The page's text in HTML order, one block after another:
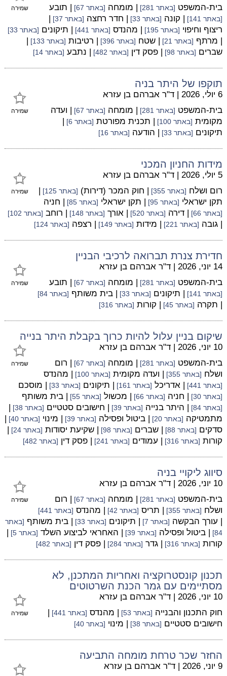
שמירה
בית-המשפט [באתר 281] | מומחה [באתר 67] | תובע
[באתר 141] | קונה [באתר 33] | חדר רחצה [באתר 37]
|
ריצוף וחיפוי [באתר 195] | מהנדס [באתר 441] | תיקונים [באתר 33]
| מרתף [באתר 21] | שטח [באתר 396] | רטיבות [באתר 133]
|
שברים [באתר 98] | פסק דין [באתר 482] | נתבע [באתר 14]
תוקפו של היתר בניה
שמירה
6 יולי, 2026 | ד"ר אברהם בן עזרא
בית-המשפט [באתר 281] | מומחה [באתר 67]
| ועדה
מקומית [באתר 100] | תכנית מפורטת [באתר 6]
|
תיקונים [באתר 33] | הודעה [באתר 16]
מידות החניון המכני
שמירה
5 יולי, 2026 | ד"ר אברהם בן עזרא
רום ושלח [באתר 355] | חוק המכר (דירות) [באתר 125]
|
תקן ישראלי [באתר 95] | תקן ישראלי [באתר 85] | חניה
[באתר 66] | דירה [באתר 520] | אורך [באתר 148] | רוחב [באתר 102]
| גובה [באתר 221] | מידות [באתר 149] | רצפה [באתר 124]
חדירת צנרת תברואה לרכיבי הבניין
שמירה
14 יוני, 2026 | ד"ר אברהם בן עזרא
בית-המשפט [באתר 281] | מומחה [באתר 67] | תובע
[באתר 141] | תיקונים [באתר 33] | בית משותף [באתר 84]
| תקרה [באתר 45] | קורות [באתר 316]
שיקום בניין עלול להיות כרוך בקבלת היתר בנייה
שמירה
10 יוני, 2026 | ד"ר אברהם בן עזרא
בית-המשפט [באתר 281] | מומחה [באתר 67]
| רום
ושלח [באתר 355] | ועדה מקומית [באתר 100] | מהנדס
[באתר 441] | אדריכל [באתר 161] | תיקונים [באתר 33] | מוסכם
[באתר 30] | חניה [באתר 66] | מכשול [באתר 55] | בית משותף
[באתר 84] | היתר בנייה [באתר 39] | חישובים סטטיים [באתר 38]
|
מתמטיקה [באתר 20] | ביטול ופסילה [באתר 39] | מינוי [באתר 40]
|
סדקים [באתר 88] | שברים [באתר 98] | שקיעת יסודות [באתר 24]
|
קורות [באתר 316] | עמודים [באתר 241] | פסק דין [באתר 482]
סיווג ליקויי בניה
שמירה
10 יוני, 2026 | ד"ר אברהם בן עזרא
בית-המשפט [באתר 281] | מומחה [באתר 67]
| רום
ושלח [באתר 355] | תריס [באתר 42] | מהנדס [באתר 441]
| עורך הבקשה [באתר 7] | תיקונים [באתר 33] | בית משותף [באתר
84]
| ביטול ופסילה [באתר 39] | האחראי לביצוע השלד [באתר 5]
|
קורות [באתר 316] | גדר [באתר 284] | פסק דין [באתר 482]
תכנון קונסטרוקציה ואחריות המתכנן, לא
מסתיימים עם גמר הכנת השרטוטים
שמירה
10 יוני, 2026 | ד"ר אברהם בן עזרא
חוק התכנון והבנייה [באתר 53] | מהנדס [באתר 441]
|
חישובים סטטיים [באתר 38] | מינוי [באתר 40]
החזר שכר טרחת מומחה התביעה
9 יוני, 2026 | ד"ר אברהם בן עזרא